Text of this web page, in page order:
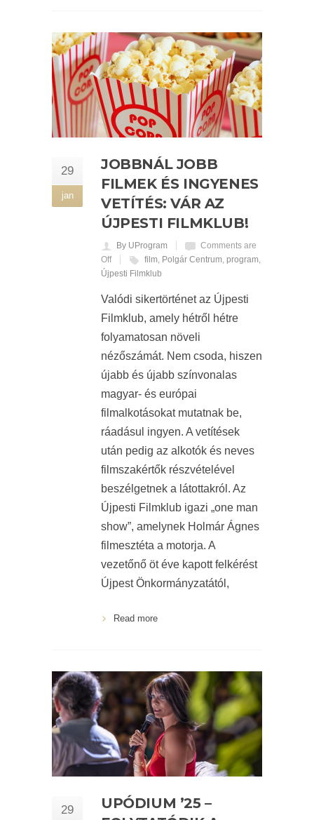
29
jan
JOBBNÁL JOBB
FILMEK ÉS INGYENES
VETÍTÉS: VÁR AZ
ÚJPESTI FILMKLUB!
By UProgram
Comments are
Off
film, Polgár Centrum, program,
Újpesti Filmklub
Valódi sikertörténet az Újpesti
Filmklub, amely hétről hétre
folyamatosan növeli
nézőszámát. Nem csoda, hiszen
újabb és újabb színvonalas
magyar- és európai
filmalkotásokat mutatnak be,
ráadásul ingyen. A vetítések
után pedig az alkotók és neves
filmszakértők részvételével
beszélgetnek a látottakról. Az
Újpesti Filmklub igazi „one man
show”, amelynek Holmár Ágnes
filmesztéta a motorja. A
vezetőnő öt éve kapott felkérést
Újpest Önkormányzatától,
Read more
29
UPÓDIUM ’25 –